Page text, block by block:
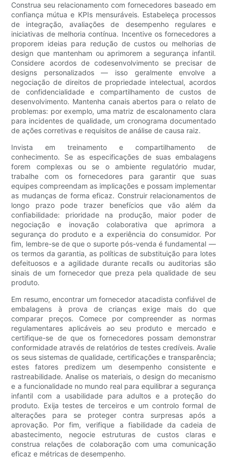
Construa seu relacionamento com fornecedores baseado em
confiança mútua e KPIs mensuráveis. Estabeleça processos
de integração, avaliações de desempenho regulares e
iniciativas de melhoria contínua. Incentive os fornecedores a
proporem ideias para redução de custos ou melhorias de
design que mantenham ou aprimorem a segurança infantil.
Considere acordos de codesenvolvimento se precisar de
designs personalizados — isso geralmente envolve a
negociação de direitos de propriedade intelectual, acordos
de confidencialidade e compartilhamento de custos de
desenvolvimento. Mantenha canais abertos para o relato de
problemas: por exemplo, uma matriz de escalonamento clara
para incidentes de qualidade, um cronograma documentado
de ações corretivas e requisitos de análise de causa raiz.
Invista em treinamento e compartilhamento de
conhecimento. Se as especificações de suas embalagens
forem complexas ou se o ambiente regulatório mudar,
trabalhe com os fornecedores para garantir que suas
equipes compreendam as implicações e possam implementar
as mudanças de forma eficaz. Construir relacionamentos de
longo prazo pode trazer benefícios que vão além da
confiabilidade: prioridade na produção, maior poder de
negociação e inovação colaborativa que aprimora a
segurança do produto e a experiência do consumidor. Por
fim, lembre-se de que o suporte pós-venda é fundamental —
os termos da garantia, as políticas de substituição para lotes
defeituosos e a agilidade durante recalls ou auditorias são
sinais de um fornecedor que preza pela qualidade de seu
produto.
Em resumo, encontrar um fornecedor atacadista confiável de
embalagens à prova de crianças exige mais do que
comparar preços. Comece por compreender as normas
regulamentares aplicáveis ​​ao seu produto e mercado e
certifique-se de que os fornecedores possam demonstrar
conformidade através de relatórios de testes credíveis. Avalie
os seus sistemas de qualidade, certificações e transparência;
estes fatores predizem um desempenho consistente e
rastreabilidade. Analise os materiais, o design do mecanismo
e a funcionalidade no mundo real para equilibrar a segurança
infantil com a usabilidade para adultos e a proteção do
produto. Exija testes de terceiros e um controlo formal de
alterações para se proteger contra surpresas após a
aprovação. Por fim, verifique a fiabilidade da cadeia de
abastecimento, negocie estruturas de custos claras e
construa relações de colaboração com uma comunicação
eficaz e métricas de desempenho.